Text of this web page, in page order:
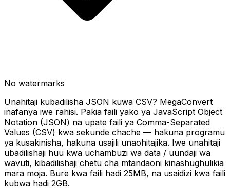
No watermarks
Unahitaji kubadilisha JSON kuwa CSV? MegaConvert
inafanya iwe rahisi. Pakia faili yako ya JavaScript Object
Notation (JSON) na upate faili ya Comma-Separated
Values (CSV) kwa sekunde chache — hakuna programu
ya kusakinisha, hakuna usajili unaohitajika. Iwe unahitaji
ubadilishaji huu kwa uchambuzi wa data / uundaji wa
wavuti, kibadilishaji chetu cha mtandaoni kinashughulikia
mara moja. Bure kwa faili hadi 25MB, na usaidizi kwa faili
kubwa hadi 2GB.